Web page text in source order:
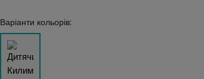
Варіанти кольорів: